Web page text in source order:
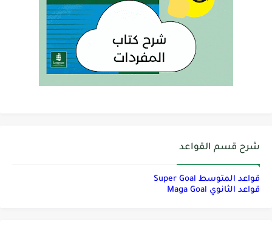
شرح قسم القواعد
قواعد المتوسط Super Goal
قواعد الثانوي Maga Goal